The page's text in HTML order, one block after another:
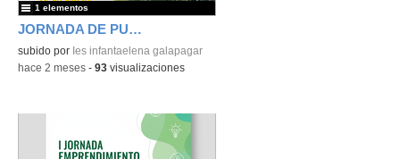
JORNADA DE PUERTAS ABIERTAS
subido por Ies infantaelena galapagar
1 elementos
-hace 2 meses - 93 visualizaciones